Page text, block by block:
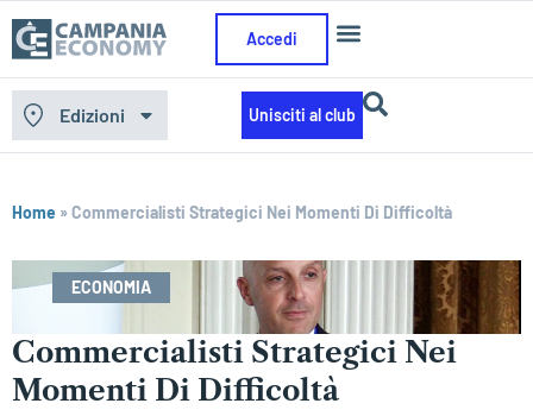
Accedi
Edizioni Unisciti al club
Home »Commercialisti Strategici Nei Momenti Di Difficoltà
ECONOMIA
Commercialisti Strategici Nei
Momenti Di Difficoltà